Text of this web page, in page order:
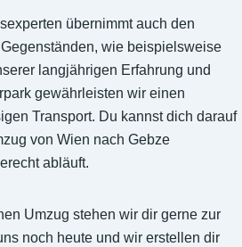
übernimmt auch den
wie beispielsweise
langjährigen Erfahrung und
gewährleisten wir einen
Transport. Du kannst dich darauf
von Wien nach Gebze
abläuft.
Umzug stehen wir dir gerne zur
noch heute und wir erstellen dir